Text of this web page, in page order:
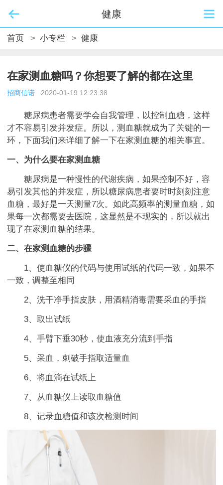
健康
首页 > 小专栏 > 健康
在家测血糖吗？你想要了解的都在这里
招商信诺 2020-01-19 12:23:38
糖尿病患者需要学会自我管理，以控制血糖，这样
才不容易引发并发症。所以，测血糖就成为了关键的一
环，下面我们来详细了解一下在家测血糖的相关事宜。
一、为什么要在家测血糖
糖尿病是一种慢性的代谢疾病，如果控制不好，容
易引发其他的并发症，所以糖尿病患者要时时刻刻注意
血糖，最好是一天测量7次。如此高频率的测量血糖，如
果每一次都需要去医院，这显然是不现实的，所以就出
现了在家测血糖的结果。
二、在家测血糖的步骤
1、使血糖仪的代码与使用试纸的代码一致，如果不
一致，调整至相同
2、洗干净手指皮肤，用酒精消毒需要采血的手指
3、取出试纸
4、手臂下垂30秒，使血液充分流到手指
5、采血，刺破手指取适量血
6、将血滴在试纸上
7、从血糖仪上读取血糖值
8、记录血糖值和该次检测时间